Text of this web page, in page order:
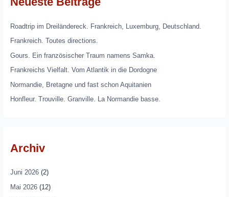
Roadtrip im Dreiländereck. Frankreich, Luxemburg, Deutschland.
Frankreich. Toutes directions.
Gours. Ein französischer Traum namens Samka.
Frankreichs Vielfalt. Vom Atlantik in die Dordogne
Normandie, Bretagne und fast schon Aquitanien
Honfleur. Trouville. Granville. La Normandie basse.
Archiv
Juni 2026(2)
Mai 2026(12)